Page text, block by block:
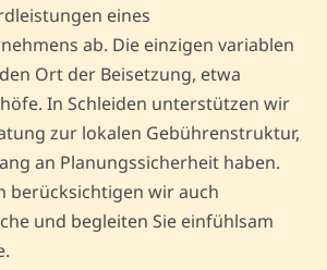
eines
ab. Die einzigen variablen
Ort der Beisetzung, etwa
In Schleiden unterstützen wir
zur lokalen Gebührenstruktur,
an Planungssicherheit haben.
berücksichtigen wir auch
und begleiten Sie einfühlsam